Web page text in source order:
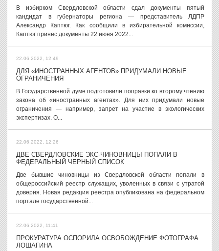
В избирком Свердловской области сдал документы пятый
кандидат в губернаторы региона — представитель ЛДПР
Александр Каптюг. Как сообщили в избирательной комиссии,
Каптюг принес документы 22 июня 2022...
22.06.2022, 12:49
ДЛЯ «ИНОСТРАННЫХ АГЕНТОВ» ПРИДУМАЛИ НОВЫЕ
ОГРАНИЧЕНИЯ
В Государственной думе подготовили поправки ко второму чтению
закона об «иностранных агентах». Для них придумали новые
ограничения — например, запрет на участие в экологических
экспертизах. О...
22.06.2022, 12:26
ДВЕ СВЕРДЛОВСКИЕ ЭКС-ЧИНОВНИЦЫ ПОПАЛИ В
ФЕДЕРАЛЬНЫЙ ЧЕРНЫЙ СПИСОК
Две бывшие чиновницы из Свердловской области попали в
общероссийский реестр служащих, уволенных в связи с утратой
доверия. Новая редакция реестра опубликована на федеральном
портале государственной...
22.06.2022, 11:41
ПРОКУРАТУРА ОСПОРИЛА ОСВОБОЖДЕНИЕ ФОТОГРАФА
ЛОШАГИНА